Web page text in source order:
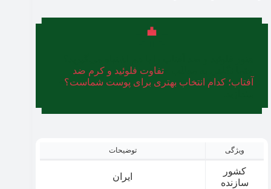
تفاوت فلوئید و کرم ضد
آفتاب؛ کدام انتخاب بهتری برای پوست شماست؟
ویژگی توضیحات
کشور
سازنده
ایران